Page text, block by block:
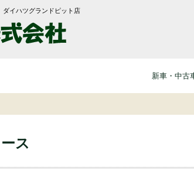
ダイハツグランドピット店
新車・中古
ス